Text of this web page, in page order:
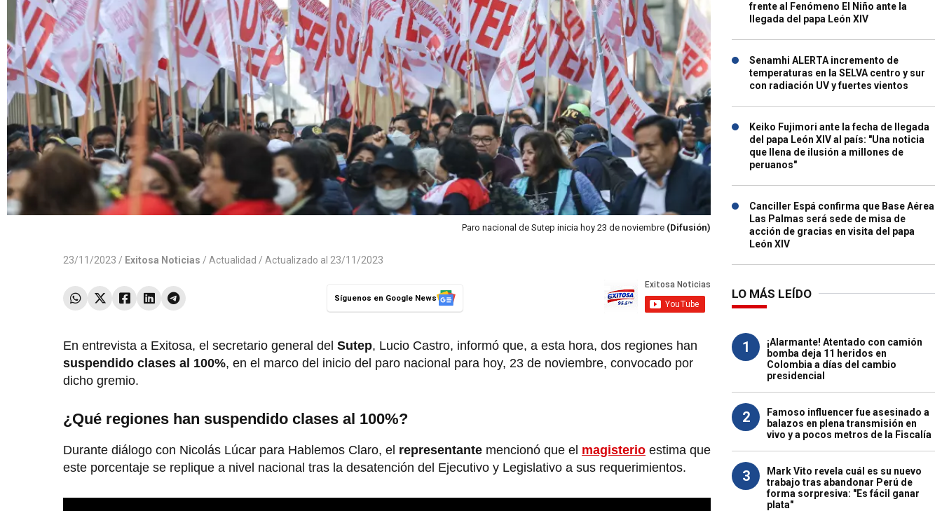
Paro nacional de Sutep inicia hoy 23 de noviembre (Difusión)
23/11/2023 / Exitosa Noticias / Actualidad / Actualizado al 23/11/2023
Síguenos en Google News
En entrevista a Exitosa, el secretario general del Sutep, Lucio Castro, informó que, a esta hora, dos regiones han
suspendido clases al 100%, en el marco del inicio del paro nacional para hoy, 23 de noviembre, convocado por
dicho gremio.
¿Qué regiones han suspendido clases al 100%?
Durante diálogo con Nicolás Lúcar para Hablemos Claro, el representante mencionó que el magisterio estima que
este porcentaje se replique a nivel nacional tras la desatención del Ejecutivo y Legislativo a sus requerimientos.
frente al Fenómeno El Niño ante la
llegada del papa León XIV
Senamhi ALERTA incremento de
temperaturas en la SELVA centro y sur
con radiación UV y fuertes vientos
Keiko Fujimori ante la fecha de llegada
del papa León XIV al país: "Una noticia
que llena de ilusión a millones de
peruanos"
Canciller Espá confirma que Base Aérea
Las Palmas será sede de misa de
acción de gracias en visita del papa
León XIV
LO MÁS LEÍDO
1
¡Alarmante! Atentado con camión
bomba deja 11 heridos en
Colombia a días del cambio
presidencial
2
Famoso influencer fue asesinado a
balazos en plena transmisión en
vivo y a pocos metros de la Fiscalía
3
Mark Vito revela cuál es su nuevo
trabajo tras abandonar Perú de
forma sorpresiva: "Es fácil ganar
plata"